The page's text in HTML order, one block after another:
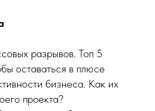
разрывов. Топ 5
оставаться в плюсе
бизнеса. Как их
проекта?